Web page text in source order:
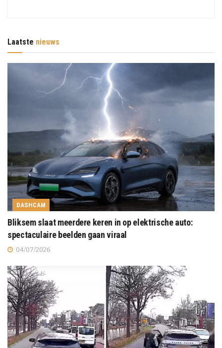
Laatste nieuws
DASHCAM
Bliksem slaat meerdere keren in op elektrische auto:
spectaculaire beelden gaan viraal
04/07/2026